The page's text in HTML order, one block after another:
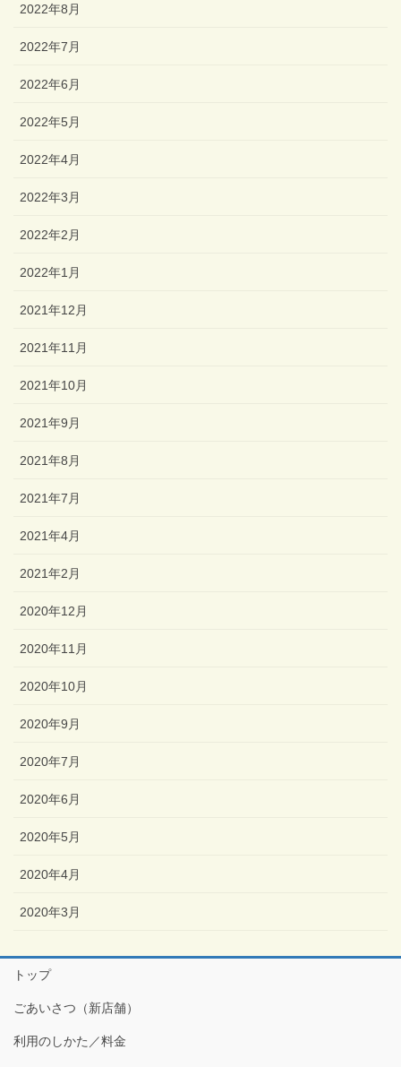
2022年8月
2022年7月
2022年6月
2022年5月
2022年4月
2022年3月
2022年2月
2022年1月
2021年12月
2021年11月
2021年10月
2021年9月
2021年8月
2021年7月
2021年4月
2021年2月
2020年12月
2020年11月
2020年10月
2020年9月
2020年7月
2020年6月
2020年5月
2020年4月
2020年3月
トップ
ごあいさつ（新店舗）
利用のしかた／料金